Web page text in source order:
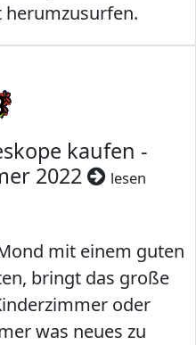
kaufen -
2022
lesen
mit einem guten
bringt das große
oder
was neues zu